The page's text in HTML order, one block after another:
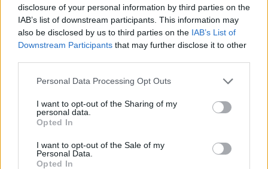
disclosure of your personal information by third parties on the
IAB’s list of downstream participants. This information may
also be disclosed by us to third parties on the IAB’s List of
Downstream Participants that may further disclose it to other
Personal Data Processing Opt Outs
I want to opt-out of the Sharing of my
personal data.
Opted In
I want to opt-out of the Sale of my
Personal Data.
Opted In
ΧΡΗΣΤΙΚΑ
Γιατί οι 26°C στο κλιματιστικό δεν αποτελούν
την ιδανική ρύθμιση για όλους
04/08/2026 - 07:01